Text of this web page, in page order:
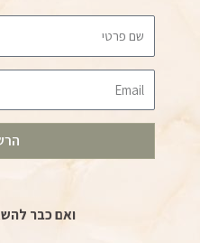
ואם כבר